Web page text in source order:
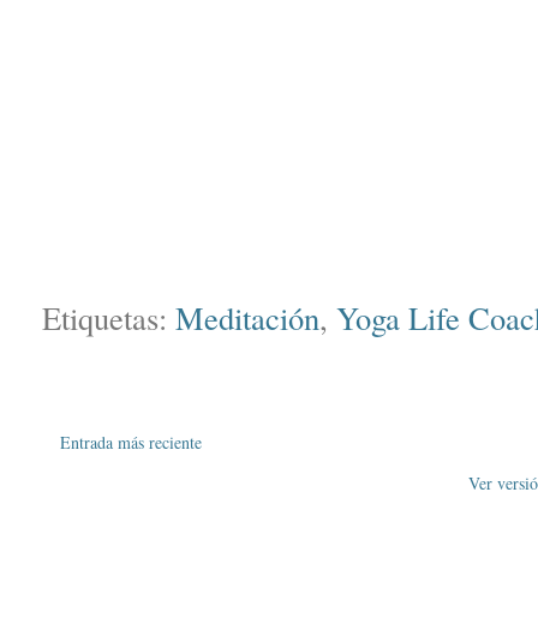
Etiquetas: Meditación, Yoga Life
Entrada más reciente
Ver